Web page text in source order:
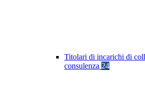
Titolari di incarichi di
consulenza 24